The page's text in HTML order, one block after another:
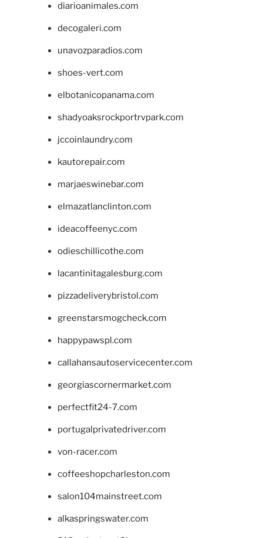
diarioanimales.com
decogaleri.com
unavozparadios.com
shoes-vert.com
elbotanicopanama.com
shadyoaksrockportrvpark.com
jccoinlaundry.com
kautorepair.com
marjaeswinebar.com
elmazatlanclinton.com
ideacoffeenyc.com
odieschillicothe.com
lacantinitagalesburg.com
pizzadeliverybristol.com
greenstarsmogcheck.com
happypawspl.com
callahansautoservicecenter.com
georgiascornermarket.com
perfectfit24-7.com
portugalprivatedriver.com
von-racer.com
coffeeshopcharleston.com
salon104mainstreet.com
alkaspringswater.com